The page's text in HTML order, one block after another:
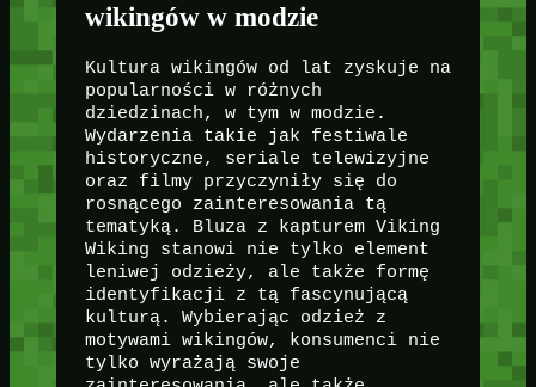
wikingów w modzie
Kultura wikingów od lat zyskuje na
popularności w różnych
dziedzinach, w tym w modzie.
Wydarzenia takie jak festiwale
historyczne, seriale telewizyjne
oraz filmy przyczyniły się do
rosnącego zainteresowania tą
tematyką. Bluza z kapturem Viking
Wiking stanowi nie tylko element
leniwej odzieży, ale także formę
identyfikacji z tą fascynującą
kulturą. Wybierając odzież z
motywami wikingów, konsumenci nie
tylko wyrażają swoje